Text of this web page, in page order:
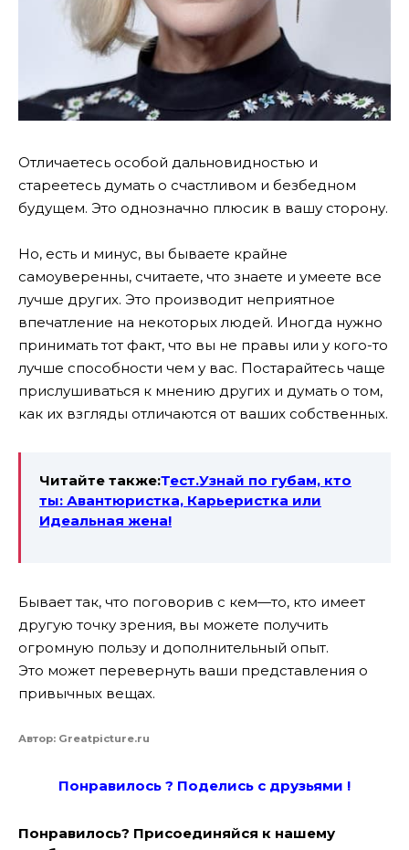
Отличаетесь особой дальновидностью и
стареетесь думать о счастливом и безбедном
будущем. Это однозначно плюсик в вашу сторону.
Но, есть и минус, вы бываете крайне
самоуверенны, считаете, что знаете и умеете все
лучше других. Это производит неприятное
впечатление на некоторых людей. Иногда нужно
принимать тот факт, что вы не правы или у кого-то
лучше способности чем у вас. Постарайтесь чаще
прислушиваться к мнению других и думать о том,
как их взгляды отличаются от ваших собственных.
Читайте также:Тест.Узнай по губам, кто
ты: Авантюристка, Карьеристка или
Идеальная жена!
Бывает так, что поговорив с кем—то, кто имеет
другую точку зрения, вы можете получить
огромную пользу и дополнительный опыт.
Это может перевернуть ваши представления о
привычных вещах.
Автор: Greatpicture.ru
Понравилось ? Поделись с друзьями !
Понравилось? Присоединяйся к нашему